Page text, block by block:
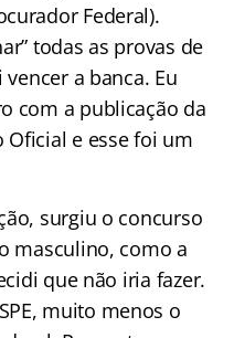
Federal).
todas as provas de
a banca. Eu
com a publicação da
e esse foi um
surgiu o concurso
masculino, como a
que não iria fazer.
muito menos o